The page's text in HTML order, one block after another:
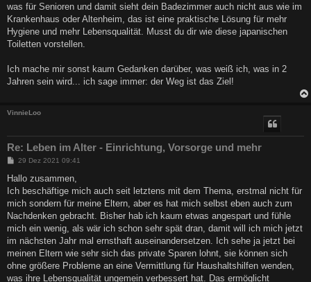
was für Senioren und damit sieht dein Badezimmer auch nicht aus wie im
Krankenhaus oder Altenheim, das ist eine praktische Lösung für mehr
Hygiene und mehr Lebensqualität. Musst du dir wie diese japanischen
Toiletten vorstellen.
Ich mache mir sonst kaum Gedanken darüber, was weiß ich, was in 2
Jahren sein wird... ich sage immer: der Weg ist das Ziel!
VinnieLoo
Re: Leben im Alter - Einrichtung, Vorsorge und mehr
B
i
r
a
29 Dez 2021 09:41
Hallo zusammen,
Ich beschäftige mich auch seit letztens mit dem Thema, erstmal nicht für
mich sondern für meine Eltern, aber es hat mich selbst eben auch zum
Nachdenken gebracht. Bisher hab ich kaum etwas angespart und fühle
mich ein wenig, als wär ich schon sehr spät dran, damit will ich mich jetzt
im nächsten Jahr mal ernsthaft auseinandersetzen. Ich sehe ja jetzt bei
meinen Eltern wie sehr sich das private Sparen lohnt, sie können sich
ohne größere Probleme an eine Vermittlung für Haushaltshilfen wenden,
was ihre Lebensqualität ungemein verbessert hat. Das ermöglicht